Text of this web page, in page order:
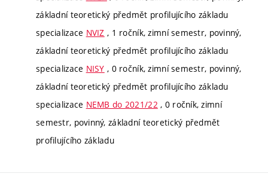
základní teoretický předmět profilujícího základu
specializace NVIZ , 1 ročník, zimní semestr, povinný,
základní teoretický předmět profilujícího základu
specializace NISY , 0 ročník, zimní semestr, povinný,
základní teoretický předmět profilujícího základu
specializace NEMB do 2021/22, 0 ročník, zimní
semestr, povinný, základní teoretický předmět
profilujícího základu